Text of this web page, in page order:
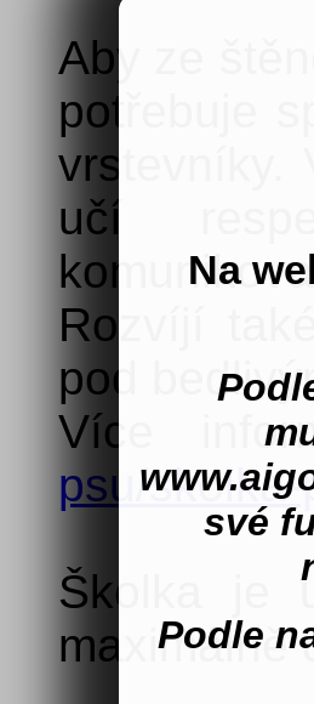
Na
své
Podle
Aby ze
potřebuje
vrstevníky.
učí
Rozvíjí
pod
Více
psu/
Školka je
maximálně